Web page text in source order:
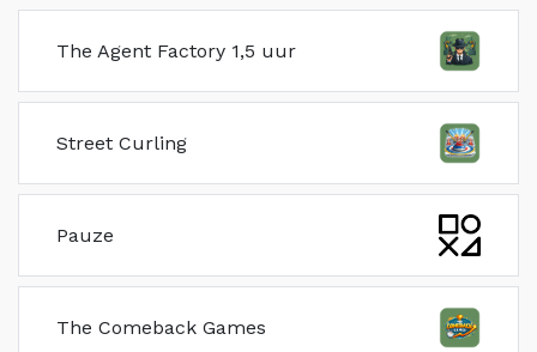
The Agent Factory 1,5 uur
Street Curling
Pauze
The Comeback Games